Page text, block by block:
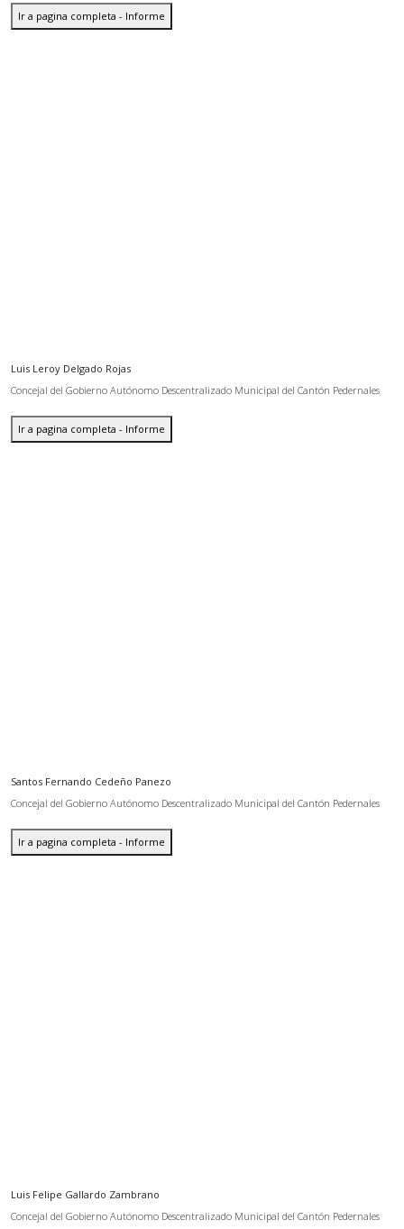
Ir a pagina completa - Informe
Luis Leroy Delgado Rojas
Concejal del Gobierno Autónomo Descentralizado Municipal del Cantón Pedernales
Ir a pagina completa - Informe
Santos Fernando Cedeño Panezo
Concejal del Gobierno Autónomo Descentralizado Municipal del Cantón Pedernales
Ir a pagina completa - Informe
Luis Felipe Gallardo Zambrano
Concejal del Gobierno Autónomo Descentralizado Municipal del Cantón Pedernales